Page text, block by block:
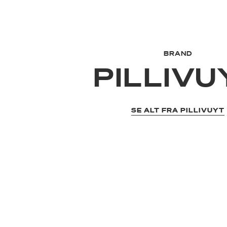
BRAND
SE ALT FRA PILLIVUYT